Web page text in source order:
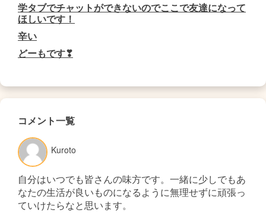
学タブでチャットができないのでここで友達になって
ほしいです！
辛い
どーもです❣
コメント一覧
Kuroto
自分はいつでも皆さんの味方です。一緒に少しでもあ
なたの生活が良いものになるように無理せずに頑張っ
ていけたらなと思います。